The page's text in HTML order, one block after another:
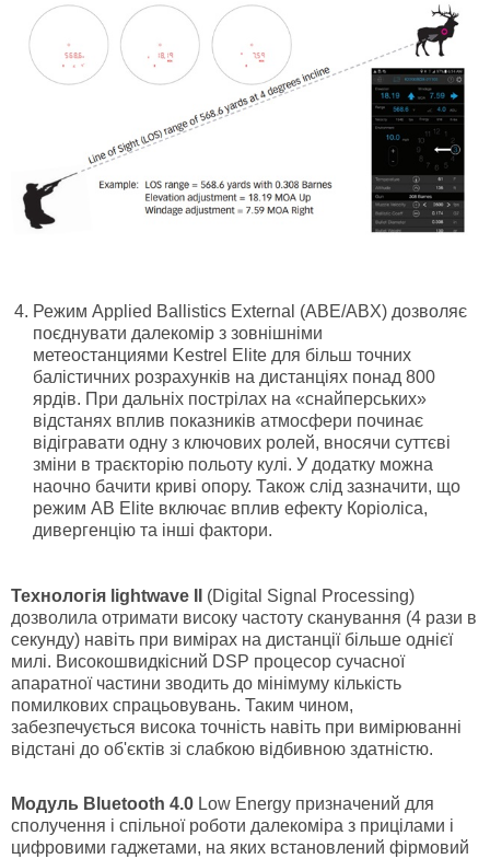
Режим Applied Ballistics External (ABE/ABX) дозволяє
поєднувати далекомір з зовнішніми
метеостанциями Kestrel Elite для більш точних
балістичних розрахунків на дистанціях понад 800
ярдів. При дальніх пострілах на «снайперських»
відстанях вплив показників атмосфери починає
відігравати одну з ключових ролей, вносячи суттєві
зміни в траєкторію польоту кулі. У додатку можна
наочно бачити криві опору. Також слід зазначити, що
режим AB Elite включає вплив ефекту Коріоліса,
дивергенцію та інші фактори.
Технологія lightwave
(Digital Signal Processing)
дозволила отримати високу частоту сканування (4 рази в
секунду) навіть при вимірах на дистанції більше однієї
милі. Високошвидкісний DSP процесор сучасної
апаратної частини зводить до мінімуму кількість
помилкових спрацьовувань. Таким чином,
забезпечується висока точність навіть при вимірюванні
відстані до об'єктів зі слабкою відбивною здатністю.
Модуль Bluetooth 4.0 Low Energy призначений для
сполучення і спільної роботи далекоміра з прицілами і
цифровими гаджетами, на яких встановлений фірмовий